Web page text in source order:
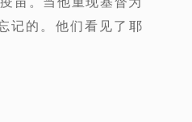
记的。他们看见了耶